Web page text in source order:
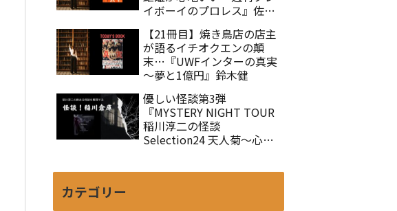
イボーイのプロレス』佐々
【21冊目】焼き鳥店の店主
が語るイチオクエンの顛
末…『UWFインターの真実
～夢と1億円』鈴木健
優しい怪談第3弾
『MYSTERY NIGHT TOUR
稲川淳二の怪談
Selection24 天人菊～心を
カテゴリー